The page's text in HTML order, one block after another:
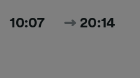
10:07 20:14